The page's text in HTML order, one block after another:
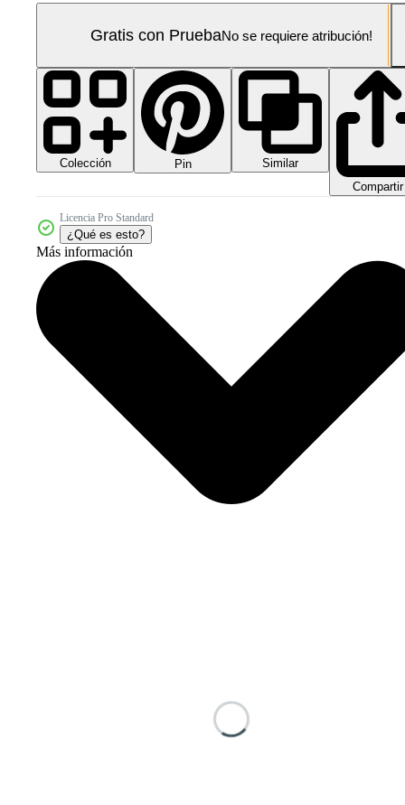
Gratis con PruebaNo se requiere atribución!
Colección Pin
Similar
Compartir
Licencia Pro Standard
¿Qué es esto?
Más información